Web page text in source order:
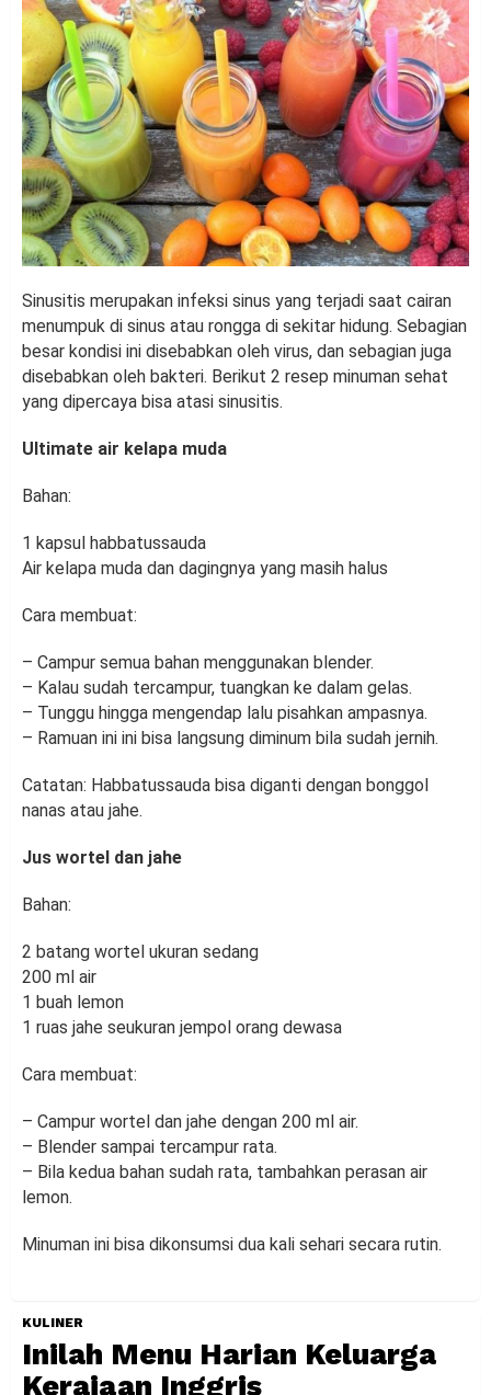
Sinusitis merupakan infeksi sinus yang terjadi saat cairan
menumpuk di sinus atau rongga di sekitar hidung. Sebagian
besar kondisi ini disebabkan oleh virus, dan sebagian juga
disebabkan oleh bakteri. Berikut 2 resep minuman sehat
yang dipercaya bisa atasi sinusitis.
Ultimate air kelapa muda
Bahan:
1 kapsul habbatussauda
Air kelapa muda dan dagingnya yang masih halus
Cara membuat:
– Campur semua bahan menggunakan blender.
– Kalau sudah tercampur, tuangkan ke dalam gelas.
– Tunggu hingga mengendap lalu pisahkan ampasnya.
– Ramuan ini ini bisa langsung diminum bila sudah jernih.
Catatan: Habbatussauda bisa diganti dengan bonggol
nanas atau jahe.
Jus wortel dan jahe
Bahan:
2 batang wortel ukuran sedang
200 ml air
1 buah lemon
1 ruas jahe seukuran jempol orang dewasa
Cara membuat:
– Campur wortel dan jahe dengan 200 ml air.
– Blender sampai tercampur rata.
– Bila kedua bahan sudah rata, tambahkan perasan air
lemon.
Minuman ini bisa dikonsumsi dua kali sehari secara rutin.
KULINER
Inilah Menu Harian Keluarga
Kerajaan Inggris